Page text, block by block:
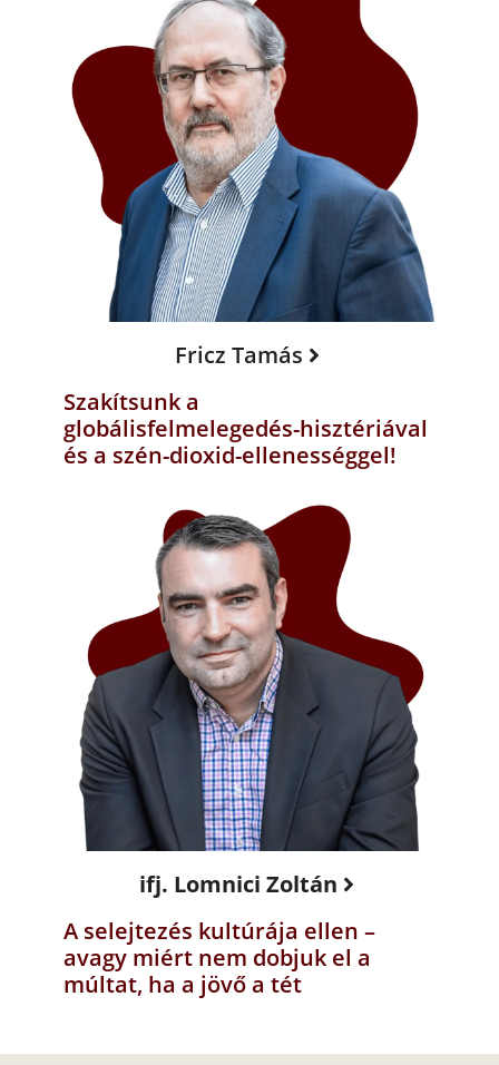
Fricz Tamás
Szakítsunk a
globálisfelmelegedés-hisztériával
és a szén-dioxid-ellenességgel!
ifj. Lomnici Zoltán
A selejtezés kultúrája ellen –
avagy miért nem dobjuk el a
múltat, ha a jövő a tét